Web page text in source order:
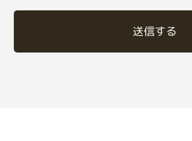
送信する